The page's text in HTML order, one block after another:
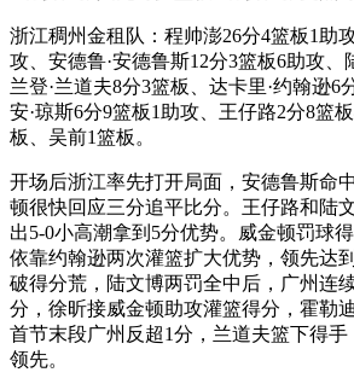
浙江稠州金租队：程帅澎26分4篮板1助
攻、安德鲁·安德鲁斯12分3篮板6助攻、
兰登·兰道夫8分3篮板、达卡里·约翰逊6
安·琼斯6分9篮板1助攻、王仔路2分8篮
板、吴前1篮板。
开场后浙江率先打开局面，安德鲁斯命
顿很快回应三分追平比分。王仔路和陆
出5-0小高潮拿到5分优势。威金顿罚球
依靠约翰逊两次灌篮扩大优势，领先达
破得分荒，陆文博两罚全中后，广州连
分，徐昕接威金顿助攻灌篮得分，霍勒
首节末段广州反超1分，兰道夫篮下得手
领先。